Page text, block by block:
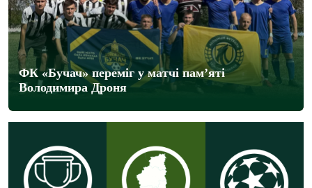
ФК «Бучач» переміг у матчі пам’яті
Володимира Дроня